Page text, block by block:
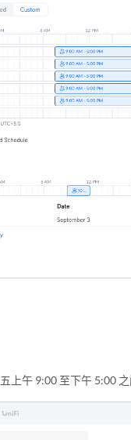
午 9:00 至下午 5:00 之